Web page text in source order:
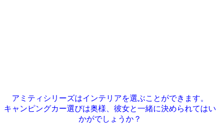
アミティシリーズはインテリアを選ぶことができます。
キャンピングカー選びは奥様、彼女と一緒に決められてはい
かがでしょうか？